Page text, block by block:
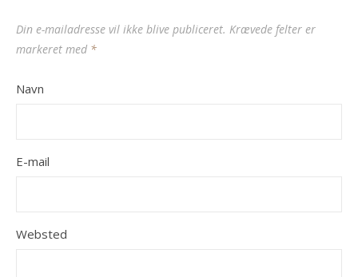
Din e-mailadresse vil ikke blive publiceret. Krævede felter er
markeret med *
Navn
E-mail
Websted